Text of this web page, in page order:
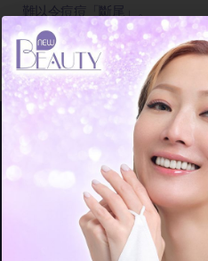
難以令痘痘「斷尾」。